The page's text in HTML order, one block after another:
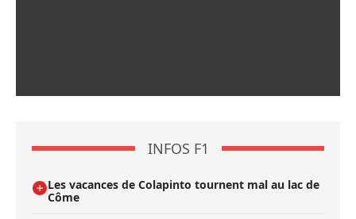
INFOS F1
Les vacances de Colapinto tournent mal au lac de
Côme